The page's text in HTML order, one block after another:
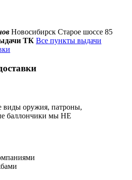
Новосибирск Старое шоссе 85
ТК Все пункты выдачи
виды оружия, патроны,
баллончики мы НЕ